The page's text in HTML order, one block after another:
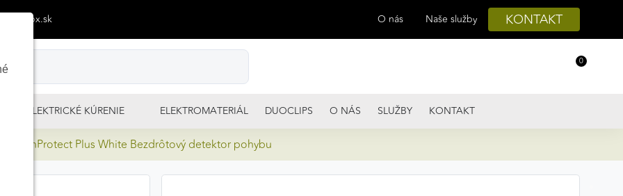
O nás Naše služby KONTAKT
0
ELEKTRICKÉ KÚRENIE ELEKTROMATERIÁL DUOCLIPS O NÁS SLUŽBY KONTAKT
Plus White Bezdrôtový detektor pohybu